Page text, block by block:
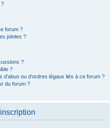
?
forum ?
jointes ?
?
?
ou d’ordres légaux liés à ce forum ?
du forum ?